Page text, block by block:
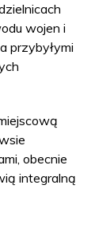
wojen i
przybyłymi
obecnie
integralną